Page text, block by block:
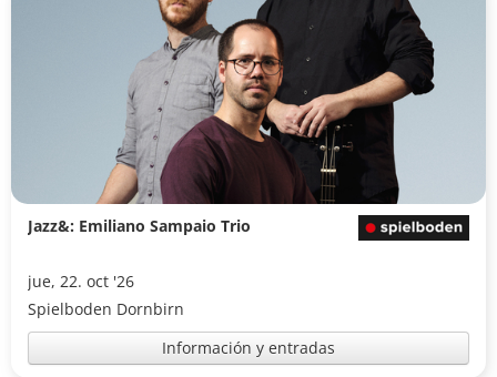
Jazz&: Emiliano Sampaio Trio
jue, 22. oct '26
Spielboden Dornbirn
Información y entradas